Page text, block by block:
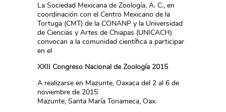
La Sociedad Mexicana de Zoología, A. C., en
coordinación con el Centro Mexicano de la
Tortuga (CMT) de la CONANP y la Universidad
de Ciencias y Artes de Chiapas (UNICACH)
convocan a la comunidad científica a participar
en el
XXII Congreso Nacional de Zoología 2015
A realizarse en Mazunte, Oaxaca del 2 al 6 de
noviembre de 2015
Mazunte, Santa María Tonameca, Oax.